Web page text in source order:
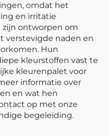
omdat het
en irritatie
zijn ontworpen om
verstevigde naden en
Hun
kleurstoffen vast te
kleurenpalet voor
informatie over
en wat hen
op met onze
begeleiding.